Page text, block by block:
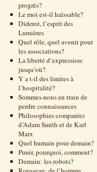
progrès?
Le moi est-il haïssable?
Diderot, l’esprit des
Lumières
Quel rôle, quel avenir pour
les associations?
La liberté d’expression:
jusqu’où?
Y a t-il des limites à
l’hospitalité?
Sommes-nous en train de
perdre connaissances
Philosophies comparées
d’Adam Smith et de Karl
Marx
Quel humain pour demain?
Punir, pourquoi, comment?
Demain: les robots?